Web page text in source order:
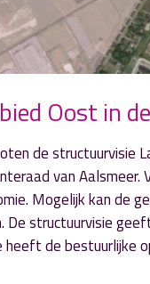
Oost in
de structuurvisie
van
Mogelijk kan de
De structuurvisie
de bestuurlijke